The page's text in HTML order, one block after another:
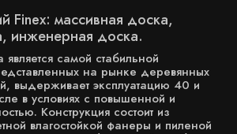
Finex: массивная доска,
инженерная доска.
самой стабильной
на рынке деревянных
выдерживает эксплуатацию 40 и
в условиях с повышенной и
Конструкция состоит из
влагостойкой фанеры и пиленой